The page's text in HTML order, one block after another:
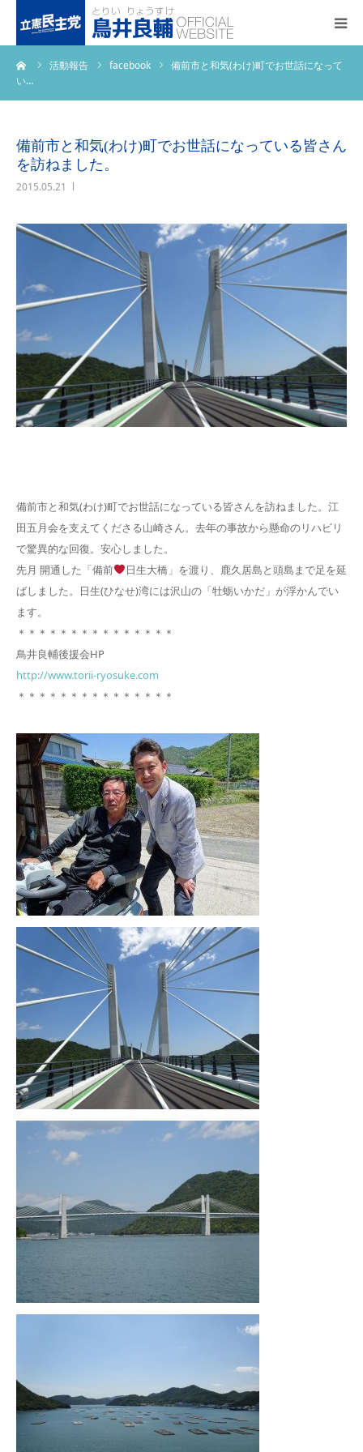
活動報告 facebook
備前市と和気(わけ)町でお世話になって
い…
備前市と和気(わけ)町でお世話になっている皆さん
を訪ねました。
2015.05.21
備前市と和気(わけ)町でお世話になっている皆さんを訪ねました。江
田五月会を支えてくださる山崎さん。去年の事故から懸命のリハビリ
で驚異的な回復。安心しました。
先月 開通した「備前
日生大橋」を渡り、鹿久居島と頭島まで足を延
ばしました。日生(ひなせ)湾には沢山の「牡蛎いかだ」が浮かんでい
ます。
＊＊＊＊＊＊＊＊＊＊＊＊＊＊＊
鳥井良輔後援会HP
http://www.torii-ryosuke.com
＊＊＊＊＊＊＊＊＊＊＊＊＊＊＊
トップページ
プロフィール
活動報告